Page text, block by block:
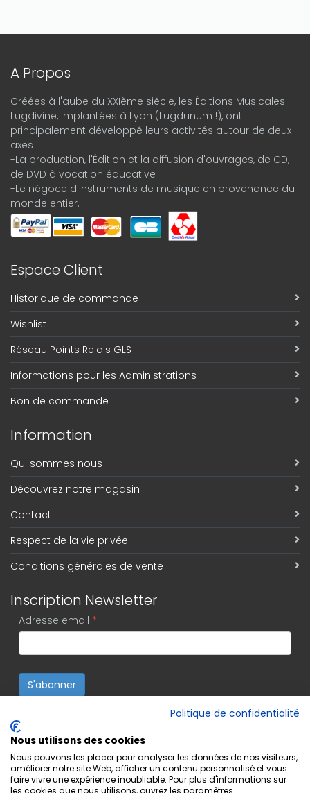
A Propos
Créées à l'aube du XXIème siècle, les Éditions Musicales
Lugdivine, implantées à Lyon (Lugdunum !), ont
principalement développé leurs activités autour de deux
axes :
-La production, l'Édition et la diffusion d'ouvrages, de CD,
de DVD à vocation éducative
-Le négoce d'instruments de musique en provenance du
monde entier.
Espace Client
Historique de commande
Wishlist
Réseau Points Relais GLS
Informations pour les Administrations
Bon de commande
Information
Qui sommes nous
Découvrez notre magasin
Contact
Respect de la vie privée
Conditions générales de vente
Inscription Newsletter
Adresse email *
S'abonner
Politique de confidentialité
Nous utilisons des cookies
Nous pouvons les placer pour analyser les données de nos visiteurs,
améliorer notre site Web, afficher un contenu personnalisé et vous
faire vivre une expérience inoubliable. Pour plus d'informations sur
les cookies que nous utilisons, ouvrez les paramètres.